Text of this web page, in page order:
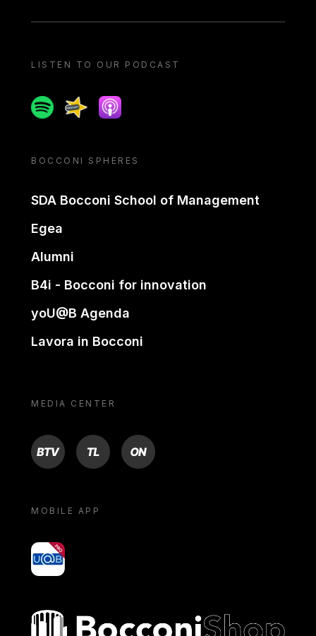
LISTEN TO OUR PODCAST
SpotifySpreakerApple podcast
BOCCONI SPHERES
SDA Bocconi School of Management
Egea
Alumni
B4i - Bocconi for innovation
yoU@B Agenda
Lavora in Bocconi
MEDIA CENTER
BTV TL ON
MOBILE APP
yoU@B
Bocconi shop